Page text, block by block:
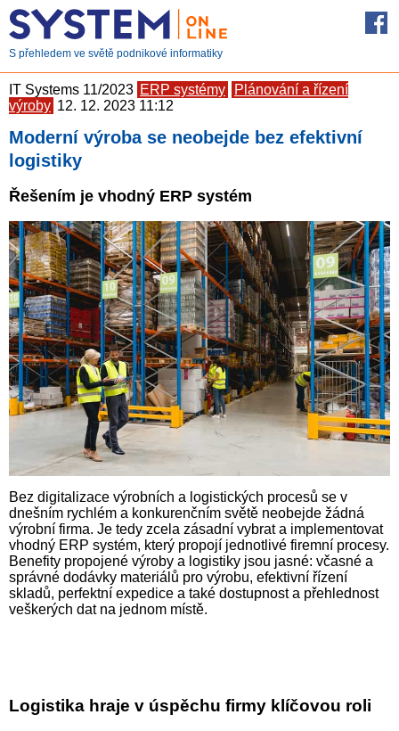
S přehledem ve světě podnikové informatiky
IT Systems 11/2023 ERP systémy
Plánování a řízení
výroby 12. 12. 2023 11:12
Moderní výroba se neobejde bez efektivní
logistiky
Řešením je vhodný ERP systém
Bez digitalizace výrobních a logistických procesů se v
dnešním rychlém a konkurenčním světě neobejde žádná
výrobní firma. Je tedy zcela zásadní vybrat a implementovat
vhodný ERP systém, který propojí jednotlivé firemní procesy.
Benefity propojené výroby a logistiky jsou jasné: včasné a
správné dodávky materiálů pro výrobu, efektivní řízení
skladů, perfektní expedice a také dostupnost a přehlednost
veškerých dat na jednom místě.
Logistika hraje v úspěchu firmy klíčovou roli